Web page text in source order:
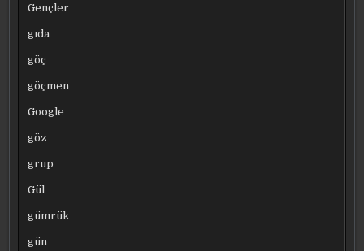
Gençler
gıda
göç
göçmen
Google
göz
grup
Gül
gümrük
gün